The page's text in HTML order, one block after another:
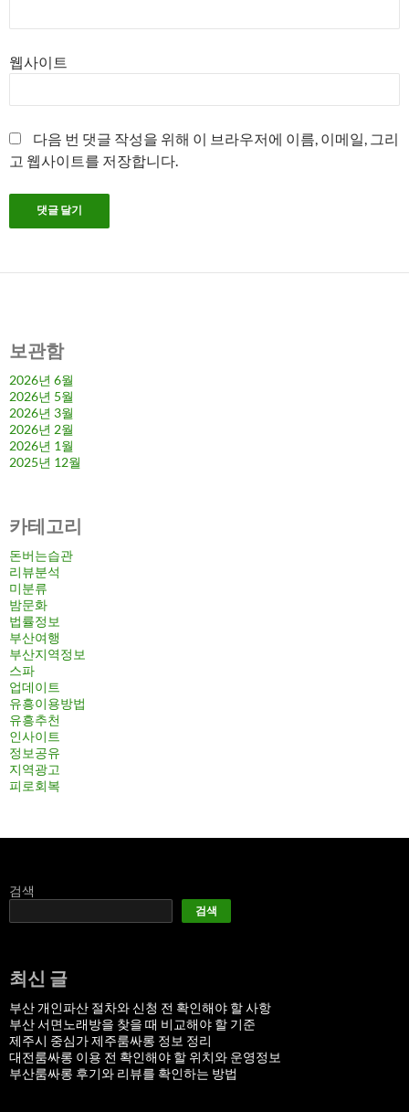
웹사이트
다음 번 댓글 작성을 위해 이 브라우저에 이름, 이메일, 그리
고 웹사이트를 저장합니다.
보관함
2026년 6월
2026년 5월
2026년 3월
2026년 2월
2026년 1월
2025년 12월
카테고리
돈버는습관
리뷰분석
미분류
밤문화
법률정보
부산여행
부산지역정보
스파
업데이트
유흥이용방법
유흥추천
인사이트
정보공유
지역광고
피로회복
검색
검색
최신 글
부산 개인파산 절차와 신청 전 확인해야 할 사항
부산 서면노래방을 찾을 때 비교해야 할 기준
제주시 중심가 제주룸싸롱 정보 정리
대전룸싸롱 이용 전 확인해야 할 위치와 운영정보
부산룸싸롱 후기와 리뷰를 확인하는 방법